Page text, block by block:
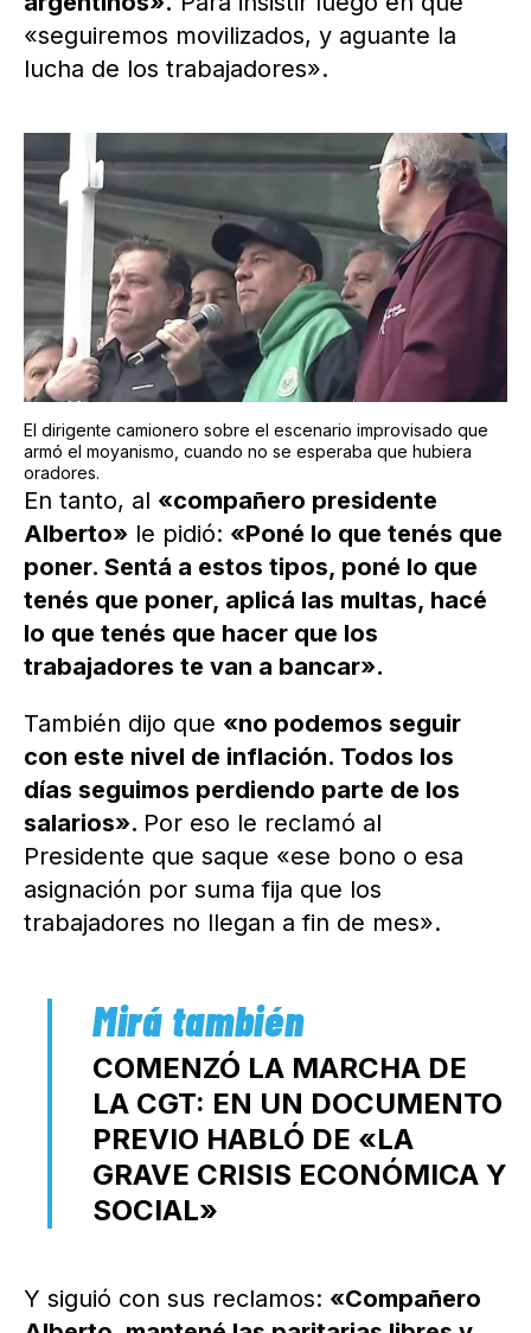
«seguiremos movilizados, y aguante la
lucha de los trabajadores».
El dirigente camionero sobre el escenario improvisado que
armó el moyanismo, cuando no se esperaba que hubiera
oradores.
En tanto, al «compañero presidente
Alberto» le pidió: «Poné lo que tenés que
poner. Sentá a estos tipos, poné lo que
tenés que poner, aplicá las multas, hacé
lo que tenés que hacer que los
trabajadores te van a bancar».
También dijo que «no podemos seguir
con este nivel de inflación. Todos los
días seguimos perdiendo parte de los
salarios». Por eso le reclamó al
Presidente que saque «ese bono o esa
asignación por suma fija que los
trabajadores no llegan a fin de mes».
COMENZÓ LA MARCHA DE
LA CGT: EN UN DOCUMENTO
PREVIO HABLÓ DE «LA
GRAVE CRISIS ECONÓMICA Y
SOCIAL»
Y siguió con sus reclamos: «Compañero